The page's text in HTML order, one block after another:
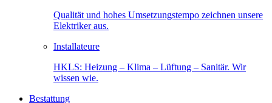
Qualität und hohes Umsetzungstempo zeichnen unsere
Elektriker aus.
Installateure
HKLS: Heizung – Klima – Lüftung – Sanitär. Wir
wissen wie.
Bestattung